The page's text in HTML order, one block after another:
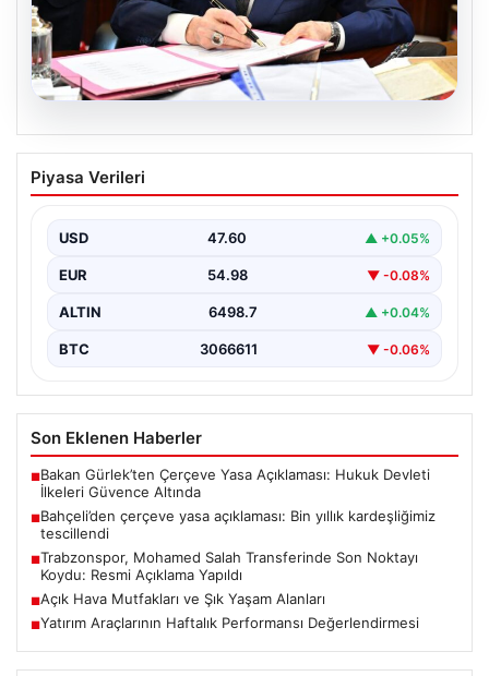
05.08.2026
Bahçeli’den çerçeve yasa açıklaması:
Bin yıllık kardeşliğimiz tescillendi
Piyasa Verileri
USD 47.60 ▲ +0.05%
EUR 54.98 ▼ -0.08%
ALTIN 6498.7 ▲ +0.04%
BTC 3066611 ▼ -0.06%
Son Eklenen Haberler
■Bakan Gürlek’ten Çerçeve Yasa Açıklaması: Hukuk Devleti
İlkeleri Güvence Altında
■Bahçeli’den çerçeve yasa açıklaması: Bin yıllık kardeşliğimiz
tescillendi
■Trabzonspor, Mohamed Salah Transferinde Son Noktayı
Koydu: Resmi Açıklama Yapıldı
■Açık Hava Mutfakları ve Şık Yaşam Alanları
■Yatırım Araçlarının Haftalık Performansı Değerlendirmesi